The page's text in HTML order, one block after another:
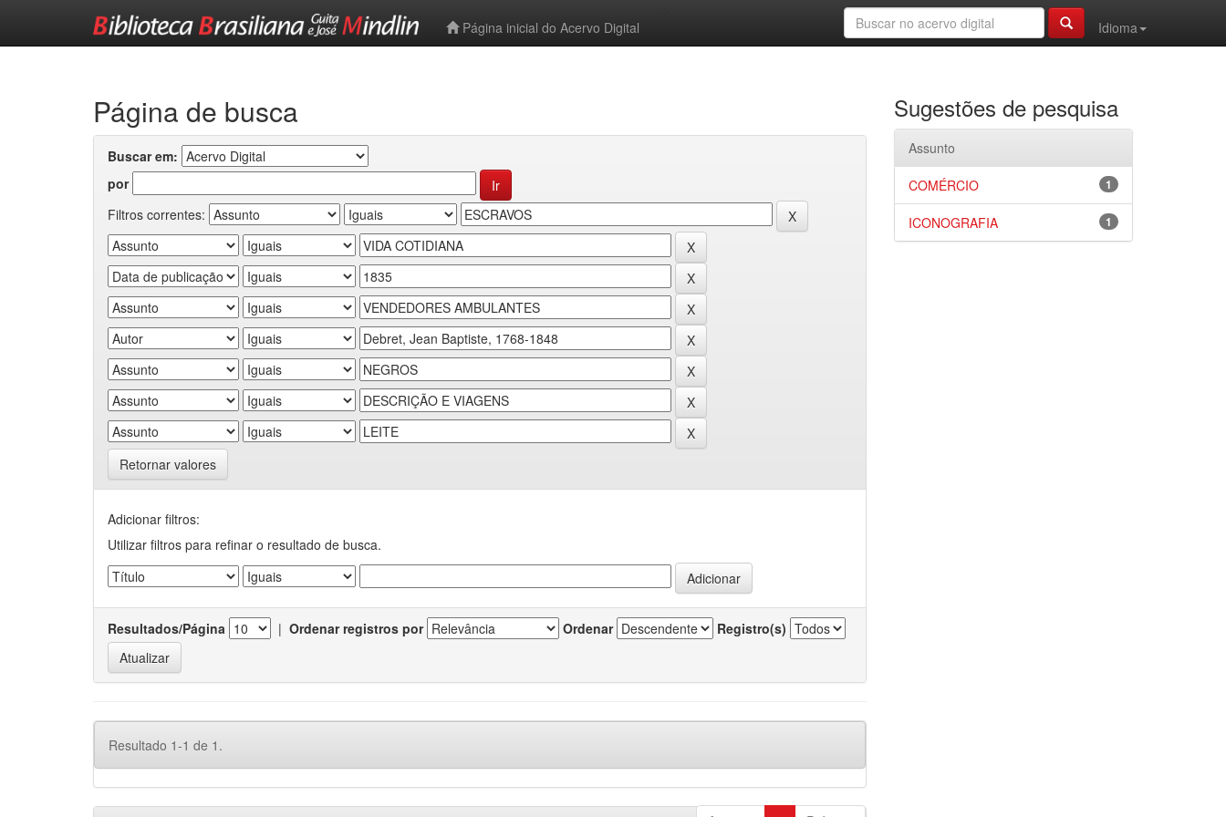
Página inicial do Acervo Digital
Idioma
Página de busca
Buscar em:
por
Filtros correntes:
Retornar valores
Adicionar filtros:
Utilizar filtros para refinar o resultado de busca.
Resultados/Página | Ordenar registros por Ordenar Registro(s)
Resultado 1-1 de 1.
Sugestões de pesquisa
Assunto
1
COMÉRCIO
1
ICONOGRAFIA